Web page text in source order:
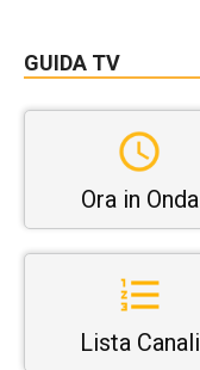
GUIDA TV
Ora in Onda
Lista Canali